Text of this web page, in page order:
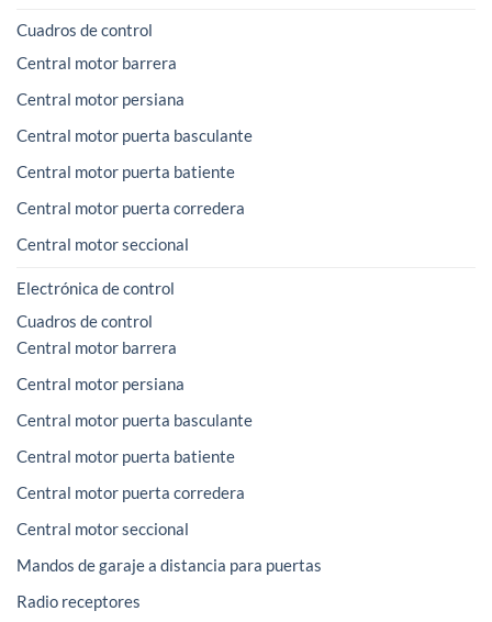
Cuadros de control
Central motor barrera
Central motor persiana
Central motor puerta basculante
Central motor puerta batiente
Central motor puerta corredera
Central motor seccional
Electrónica de control
Cuadros de control
Central motor barrera
Central motor persiana
Central motor puerta basculante
Central motor puerta batiente
Central motor puerta corredera
Central motor seccional
Mandos de garaje a distancia para puertas
Radio receptores